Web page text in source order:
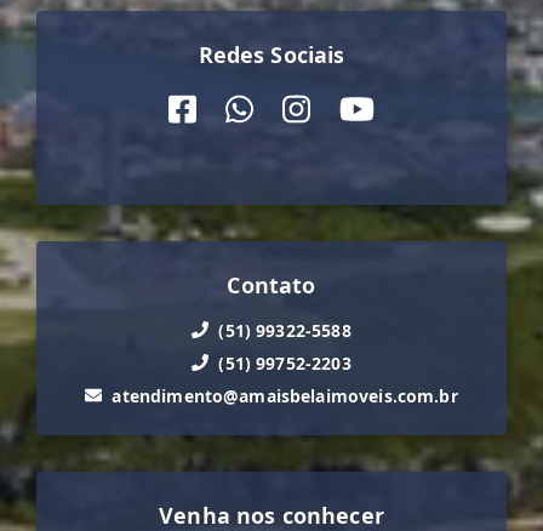
Redes Sociais
Contato
(51) 99322-5588
(51) 99752-2203
atendimento@amaisbelaimoveis.com.br
Venha nos conhecer